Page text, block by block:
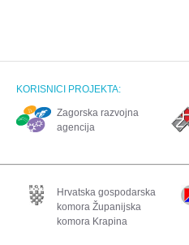
KORISNICI PROJEKTA:
Zagorska razvojna
agencija
Hrvatska gospodarska
komora Županijska
komora Krapina